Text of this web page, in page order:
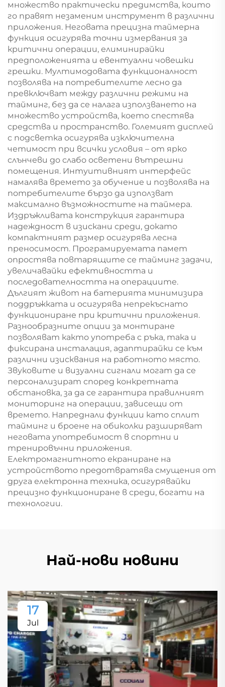
множество практически предимства, които
го правят незаменим инструмент в различни
приложения. Неговата прецизна таймерна
функция осигурява точни измервания за
критични операции, елиминирайки
предположенията и евентуални човешки
грешки. Мултимодовата функционалност
позволява на потребителите лесно да
превключват между различни режими на
тайминг, без да се налага използването на
множество устройства, което спестява
средства и пространство. Големият дисплей
с подсветка осигурява изключителна
четимост при всички условия – от ярко
слънчеви до слабо осветени вътрешни
помещения. Интуитивният интерфейс
намалява времето за обучение и позволява на
потребителите бързо да използват
максимално възможностите на таймера.
Издръжливата конструкция гарантира
надеждност в изискани среди, докато
компактният размер осигурява лесна
преносимост. Програмируемата памет
опростява повтарящите се тайминг задачи,
увеличавайки ефективността и
последователността на операциите.
Дългият живот на батерията минимизира
поддръжката и осигурява непрекъснато
функциониране при критични приложения.
Разнообразните опции за монтиране
позволяват както употреба с ръка, така и
фиксирана инсталация, адаптирайки се към
различни изисквания на работното място.
Звуковите и визуални сигнали могат да се
персонализират според конкретната
обстановка, за да се гарантира правилният
мониторинг на операции, зависещи от
времето. Напреднали функции като сплит
тайминг и броене на обиколки разширяват
неговата употребимост в спортни и
тренировъчни приложения.
Електромагнитното екраниране на
устройството предотвратява смущения от
друга електронна техника, осигурявайки
прецизно функциониране в среди, богати на
технологии.
Най-нови новини
17
Jul